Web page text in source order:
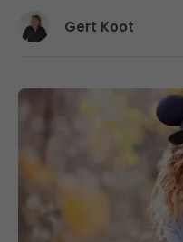
Gert Koot